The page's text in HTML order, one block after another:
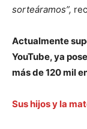
sorteáramos”,
Actualmente
YouTube, ya
más de 120 mil
Sus hijos y la